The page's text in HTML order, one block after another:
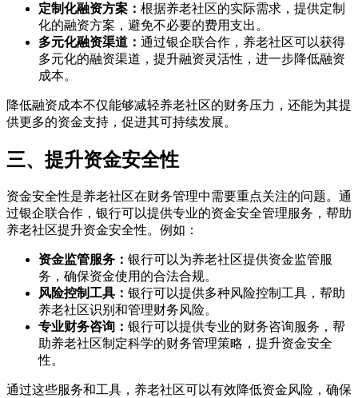
定制化融资方案： 根据养老社区的实际需求，提供定制
化的融资方案，避免不必要的费用支出。
多元化融资渠道： 通过银企联合作，养老社区可以获得
多元化的融资渠道，提升融资灵活性，进一步降低融资
成本。
降低融资成本不仅能够减轻养老社区的财务压力，还能为其提
供更多的资金支持，促进其可持续发展。
三、提升资金安全性
资金安全性是养老社区在财务管理中需要重点关注的问题。通
过银企联合作，银行可以提供专业的资金安全管理服务，帮助
养老社区提升资金安全性。例如：
资金监管服务： 银行可以为养老社区提供资金监管服
务，确保资金使用的合法合规。
风险控制工具： 银行可以提供多种风险控制工具，帮助
养老社区识别和管理财务风险。
专业财务咨询： 银行可以提供专业的财务咨询服务，帮
助养老社区制定科学的财务管理策略，提升资金安全
性。
通过这些服务和工具，养老社区可以有效降低资金风险，确保